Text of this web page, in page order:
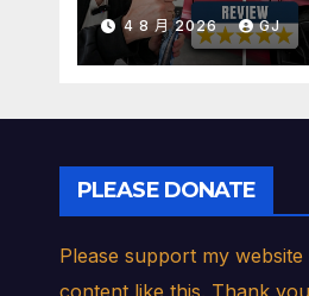
4 8 月 2026 GJ
PLEASE DONATE
Please support my
content like this. Thank